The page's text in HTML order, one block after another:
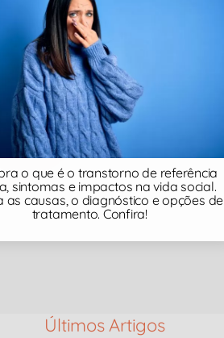
o que é o transtorno de referência
sintomas e impactos na vida social.
as causas, o diagnóstico e opções de
tratamento. Confira!
Últimos Artigos